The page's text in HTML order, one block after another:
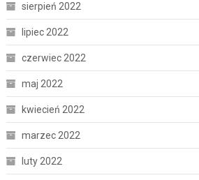
sierpień 2022
lipiec 2022
czerwiec 2022
maj 2022
kwiecień 2022
marzec 2022
luty 2022